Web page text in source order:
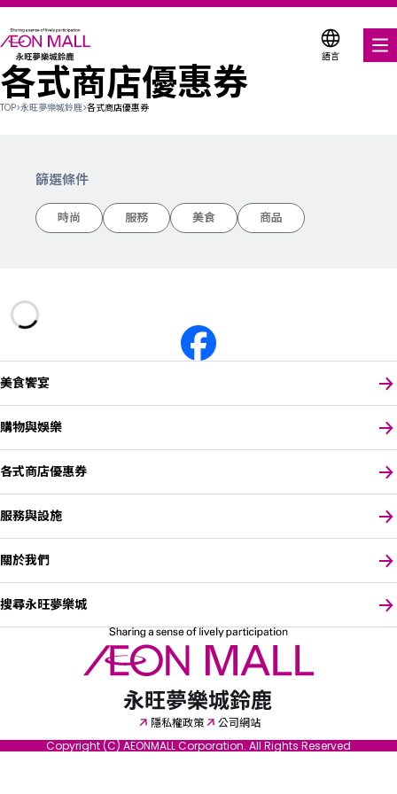
語言
請選擇您偏好的語言
美食饗宴
各式商店優惠券
服務與設施
搜尋永旺夢樂城
各式商店優惠券
TOP>永旺夢樂城鈴鹿>各式商店優惠券
篩選條件
時尚 服務 美食 商品
美食饗宴
購物與娛樂
各式商店優惠券
服務與設施
關於我們
搜尋永旺夢樂城
隱私權政策
公司網站
Copyright (C) AEONMALL Corporation. All Rights Reserved